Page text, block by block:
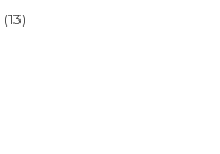
(13)